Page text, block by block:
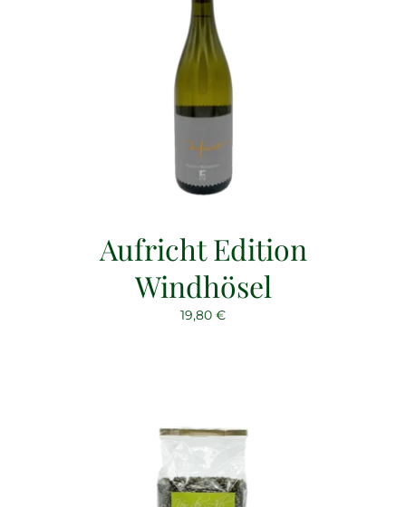
Aufricht Edition
Windhösel
19,80 €